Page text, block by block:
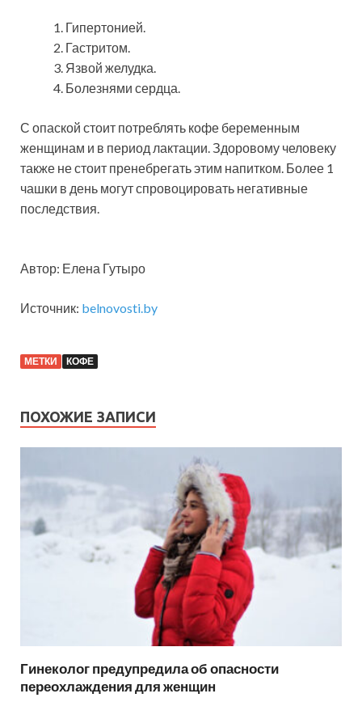
Гипертонией.
Гастритом.
Язвой желудка.
Болезнями сердца.
С опаской стоит потреблять кофе беременным
женщинам и в период лактации. Здоровому человеку
также не стоит пренебрегать этим напитком. Более 1
чашки в день могут спровоцировать негативные
последствия.
Автор: Елена Гутыро
Источник: belnovosti.by
МЕТКИ КОФЕ
ПОХОЖИЕ ЗАПИСИ
Гинеколог предупредила об опасности
переохлаждения для женщин